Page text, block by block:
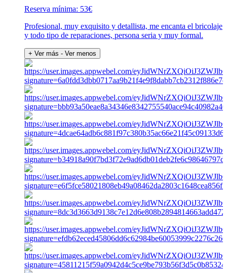
Reserva mínima: 53€
Profesional, muy exquisito y detallista, me encanta el bricolaje
y todo tipo de reparaciones, persona seria y muy formal.
+ Ver más - Ver menos